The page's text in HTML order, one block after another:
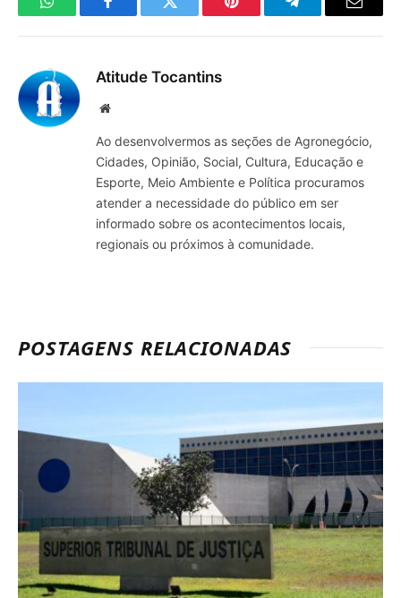
WhatsAppFacebookTwitter Pinterest TelegramaE-
Atitude Tocantins
Site
Ao desenvolvermos as seções de Agronegócio,
Cidades, Opinião, Social, Cultura, Educação e
Esporte, Meio Ambiente e Política procuramos
atender a necessidade do público em ser
informado sobre os acontecimentos locais,
regionais ou próximos à comunidade.
POSTAGENS RELACIONADAS